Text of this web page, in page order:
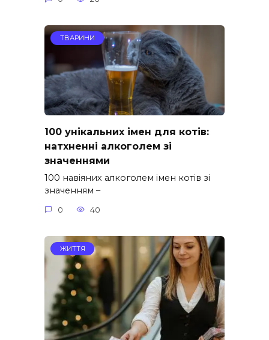
ТВАРИНИ
100 унікальних імен для котів:
натхненні алкоголем зі
значеннями
100 навіяних алкоголем імен котів зі
значенням –
0 40
ЖИТТЯ